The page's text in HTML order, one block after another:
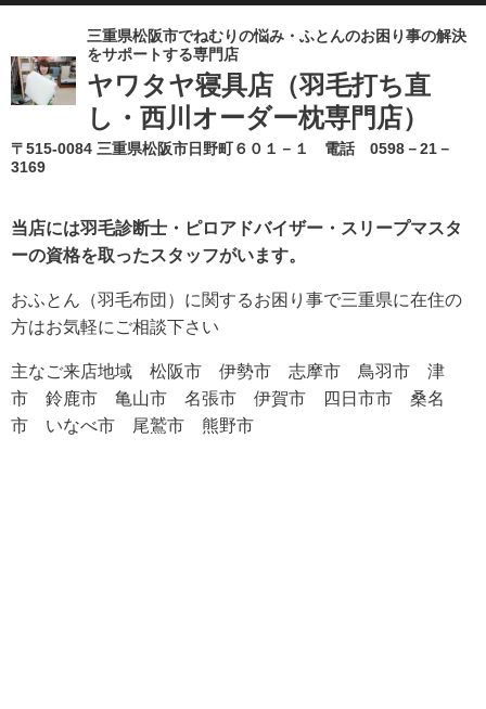
三重県松阪市でねむりの悩み・ふとんのお困り事の解決
をサポートする専門店
ヤワタヤ寝具店 （羽毛打ち直
し・西川オーダー枕専門店）
〒515-0084 三重県松阪市日野町６０１－１ 電話 0598－21－
3169
当店には羽毛診断士・ピロアドバイザー・スリープマスタ
ーの資格を取ったスタッフがいます。
おふとん（羽毛布団）に関するお困り事で三重県に在住の
方はお気軽にご相談下さい
主なご来店地域 松阪市 伊勢市 志摩市 鳥羽市 津
市 鈴鹿市 亀山市 名張市 伊賀市 四日市市 桑名
市 いなべ市 尾鷲市 熊野市